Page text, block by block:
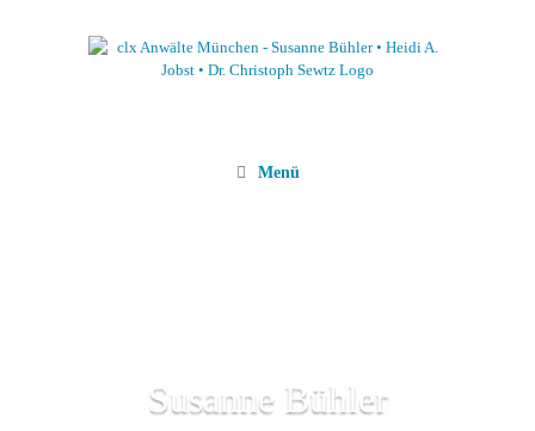
Menü
Susanne Bühler